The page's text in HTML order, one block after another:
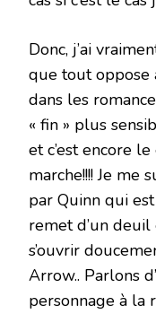
Donc, j’ai
que tout oppose
dans les
« fin » plus
et c’est encore
marche!!!! Je me
par Quinn qui
remet d’un deuil
s’ouvrir
Arrow.. Parlons
personnage à la